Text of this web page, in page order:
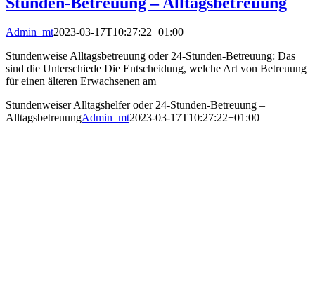
Admin_mt2023-03-17T10:27:22+01:00
Stundenweise Alltagsbetreuung oder 24-Stunden-Betreuung: Das
sind die Unterschiede Die Entscheidung, welche Art von Betreuung
für einen älteren Erwachsenen am
Stundenweiser Alltagshelfer oder 24-Stunden-Betreuung –
AlltagsbetreuungAdmin_mt2023-03-17T10:27:22+01:00